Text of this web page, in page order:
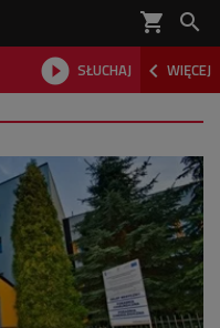
shopping_cart 
 SŁUCHAJ  WIĘCEJ
